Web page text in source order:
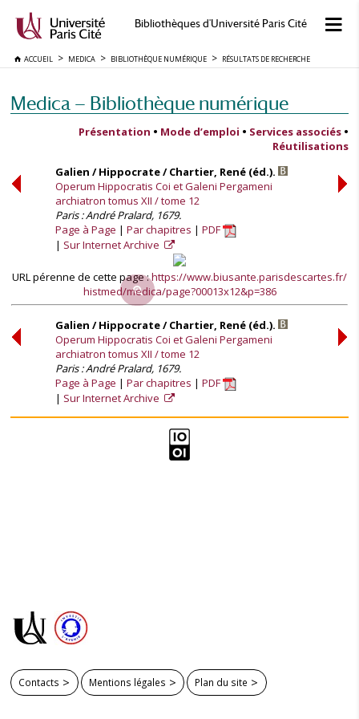
Bibliothèques d'Université Paris Cité
ACCUEIL MEDICA BIBLIOTHÈQUE NUMÉRIQUE RÉSULTATS DE RECHERCHE
Medica — Bibliothèque numérique
Présentation • Mode d’emploi • Services associés •
Réutilisations
Galien / Hippocrate / Chartier, René (éd.).
Operum Hippocratis Coi et Galeni Pergameni
archiatron tomus XII / tome 12
Paris : André Pralard, 1679.
Page à Page
Par chapitres
PDF
Sur Internet Archive
URL pérenne de cette page :https://www.biusante.parisdescartes.fr/
histmed/medica/page?00013x12&p=386
Galien / Hippocrate / Chartier, René (éd.).
Operum Hippocratis Coi et Galeni Pergameni
archiatron tomus XII / tome 12
Paris : André Pralard, 1679.
Page à Page
Par chapitres
PDF
Sur Internet Archive
Contacts Mentions légales Plan du site